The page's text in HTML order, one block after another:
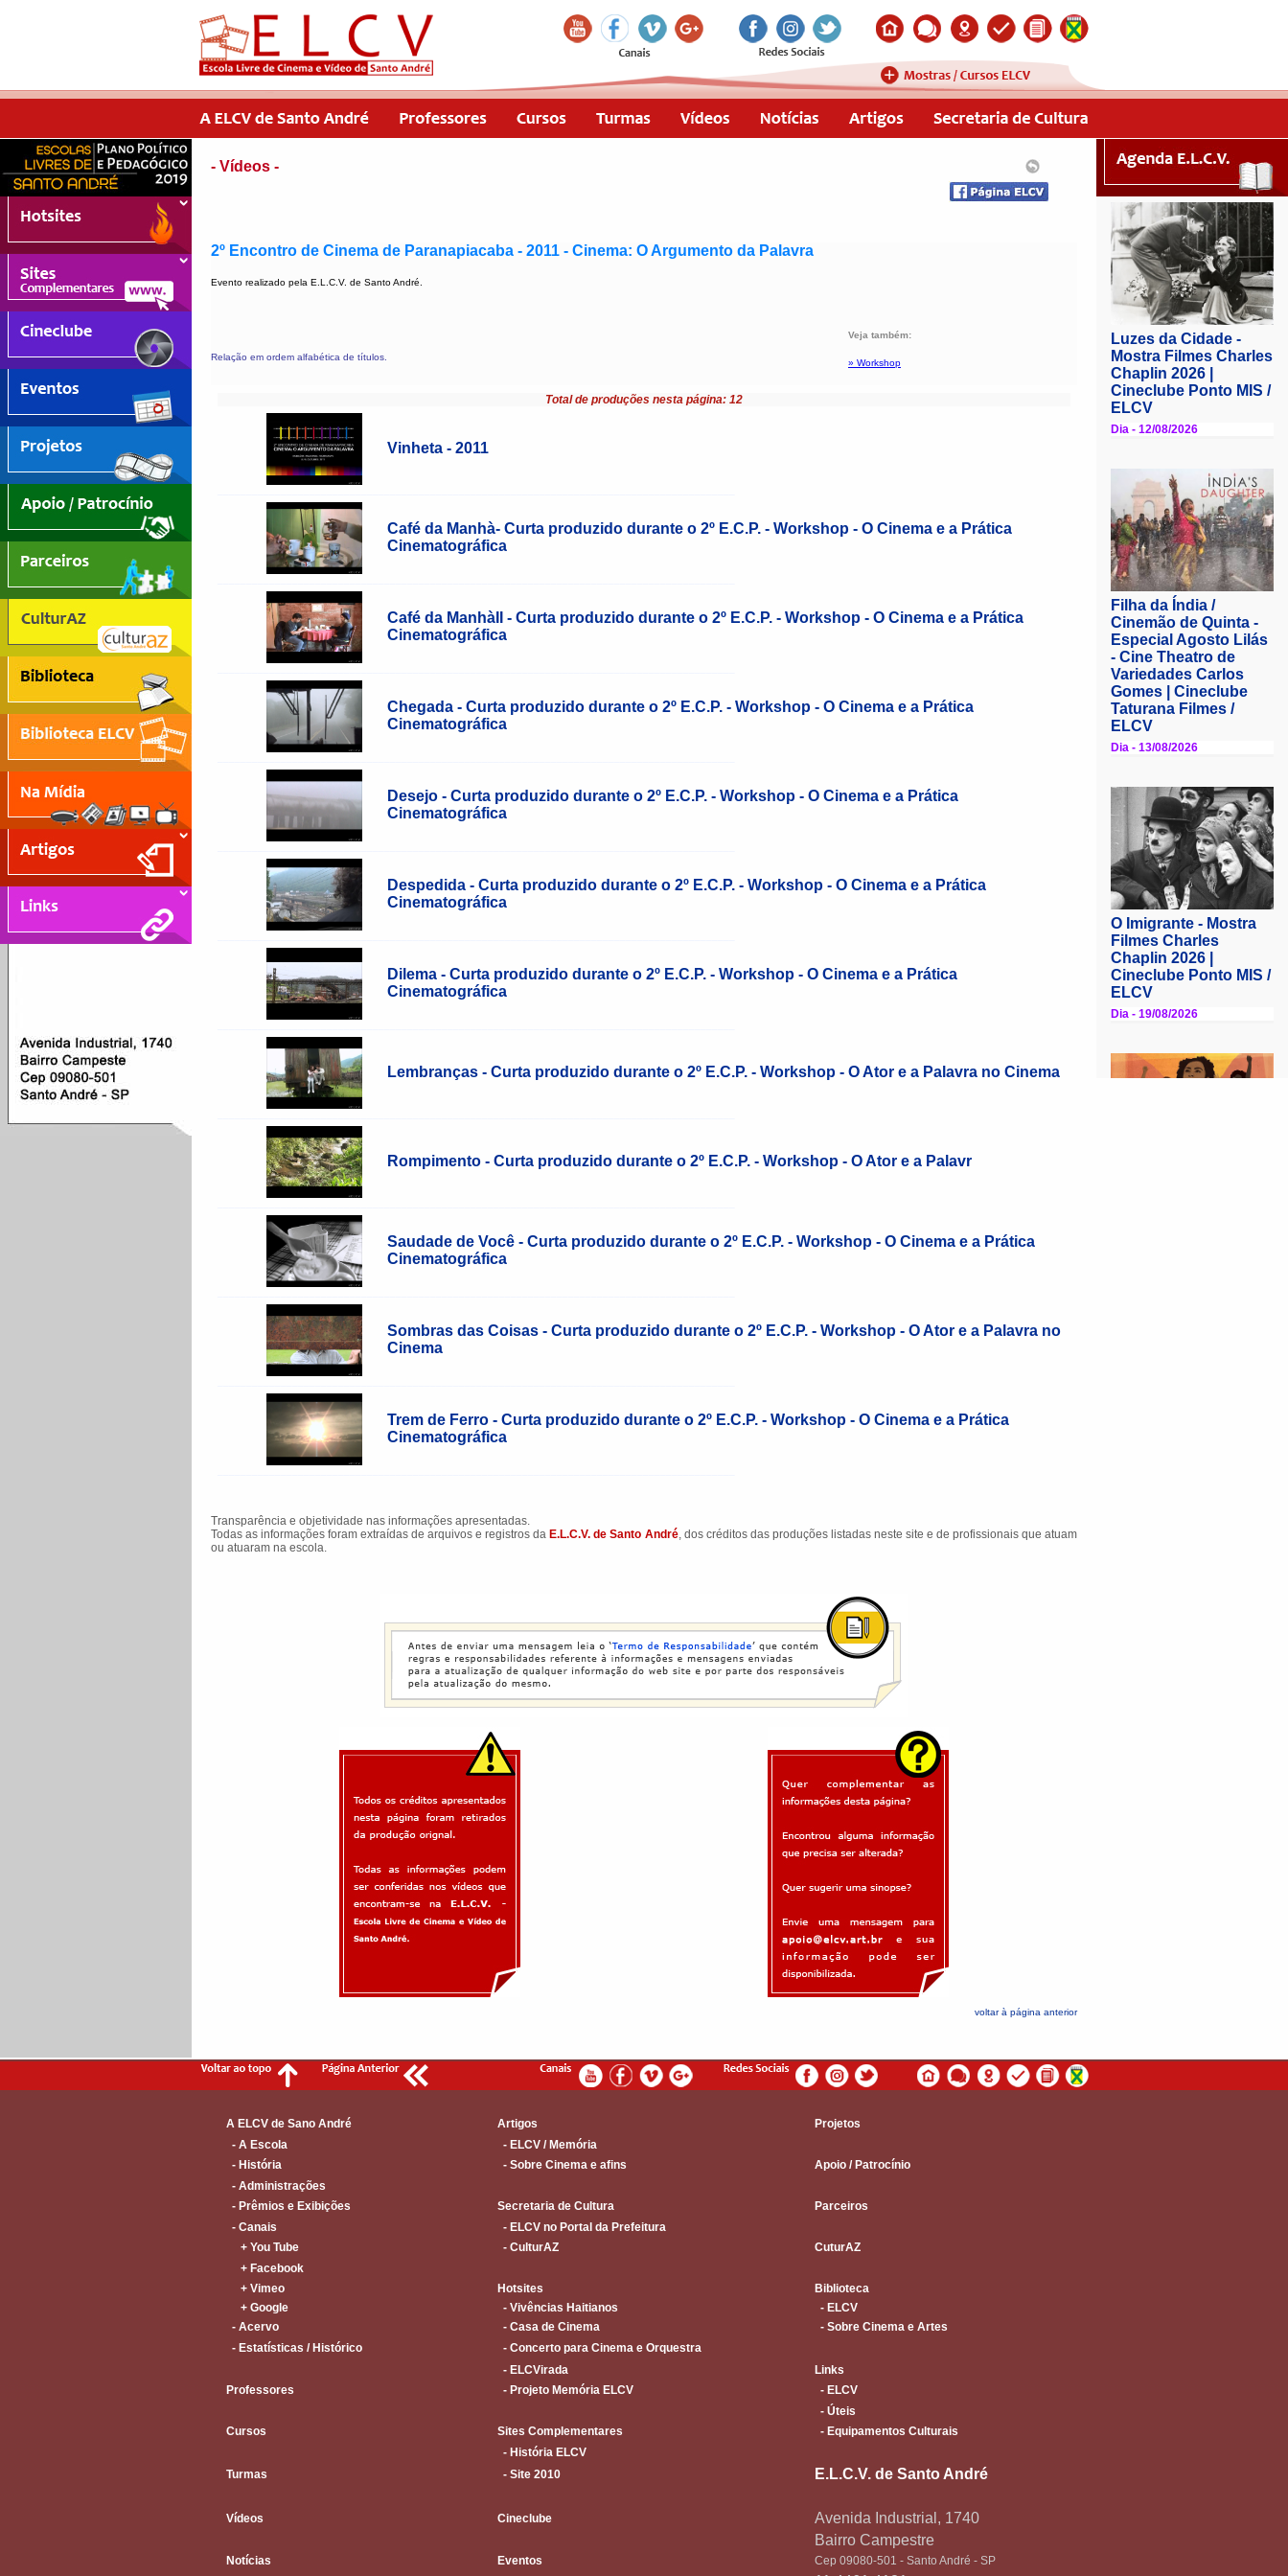
- Vídeos -
2º Encontro de Cinema de Paranapiacaba - 2011 - Cinema: O Argumento da Palavra
Evento realizado pela E.L.C.V. de Santo André.
Relação em ordem alfabética de títulos.
Veja também:
» Workshop
Total de produções nesta página: 12
Vinheta - 2011
Café da Manhà- Curta produzido durante o 2º E.C.P. - Workshop - O Cinema e a Prática
Cinematográfica
Café da ManhàII - Curta produzido durante o 2º E.C.P. - Workshop - O Cinema e a Prática
Cinematográfica
Chegada - Curta produzido durante o 2º E.C.P. - Workshop - O Cinema e a Prática
Cinematográfica
Desejo - Curta produzido durante o 2º E.C.P. - Workshop - O Cinema e a Prática
Cinematográfica
Despedida - Curta produzido durante o 2º E.C.P. - Workshop - O Cinema e a Prática
Cinematográfica
Dilema - Curta produzido durante o 2º E.C.P. - Workshop - O Cinema e a Prática
Cinematográfica
Lembranças - Curta produzido durante o 2º E.C.P. - Workshop - O Ator e a Palavra no Cinema
Rompimento - Curta produzido durante o 2º E.C.P. - Workshop - O Ator e a Palavr
Saudade de Você - Curta produzido durante o 2º E.C.P. - Workshop - O Cinema e a Prática
Cinematográfica
Sombras das Coisas - Curta produzido durante o 2º E.C.P. - Workshop - O Ator e a Palavra no
Cinema
Trem de Ferro - Curta produzido durante o 2º E.C.P. - Workshop - O Cinema e a Prática
Cinematográfica
Transparência e objetividade nas informações apresentadas.
Todas as informações foram extraídas de arquivos e registros da E.L.C.V. de Santo André, dos créditos das produções listadas neste site e de profissionais que atuam
ou atuaram na escola.
voltar à página anterior
A ELCV de Sano André Artigos
Projetos
- A Escola
- ELCV / Memória
- História
- Sobre Cinema e afins
Apoio / Patrocínio
- Administrações
- Prêmios e Exibições
Secretaria de Cultura
Parceiros
- Canais
- ELCV no Portal da Prefeitura
+ You Tube
- CulturAZ
CuturAZ
+ Facebook
+ Vimeo
Hotsites
Biblioteca
+ Google
- Vivências Haitianos
- ELCV
- Acervo
- Casa de Cinema
- Sobre Cinema e Artes
- Estatísticas / Histórico
- Concerto para Cinema e Orquestra
- ELCVirada
Links
Professores
- Projeto Memória ELCV
- ELCV
- Úteis
Cursos
Sites Complementares
- Equipamentos Culturais
- História ELCV
Turmas
- Site 2010 E.L.C.V. de Santo André
Vídeos Cineclube
Avenida Industrial, 1740
Bairro Campestre
Notícias Eventos Cep 09080-501 - Santo André - SP